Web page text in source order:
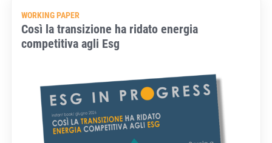
WORKING PAPER
Così la transizione ha ridato energia
competitiva agli Esg